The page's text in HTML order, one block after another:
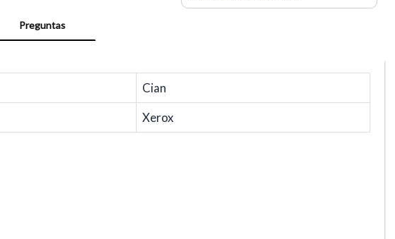
Preguntas
Cian
Xerox